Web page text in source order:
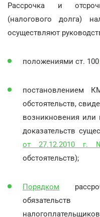
Рассрочка и
(налогового долга)
осуществляют
положениями ст. 100
постановлением
обстоятельств,
возникновения или
доказательств
от 27.12.2010
обстоятельств);
Порядком